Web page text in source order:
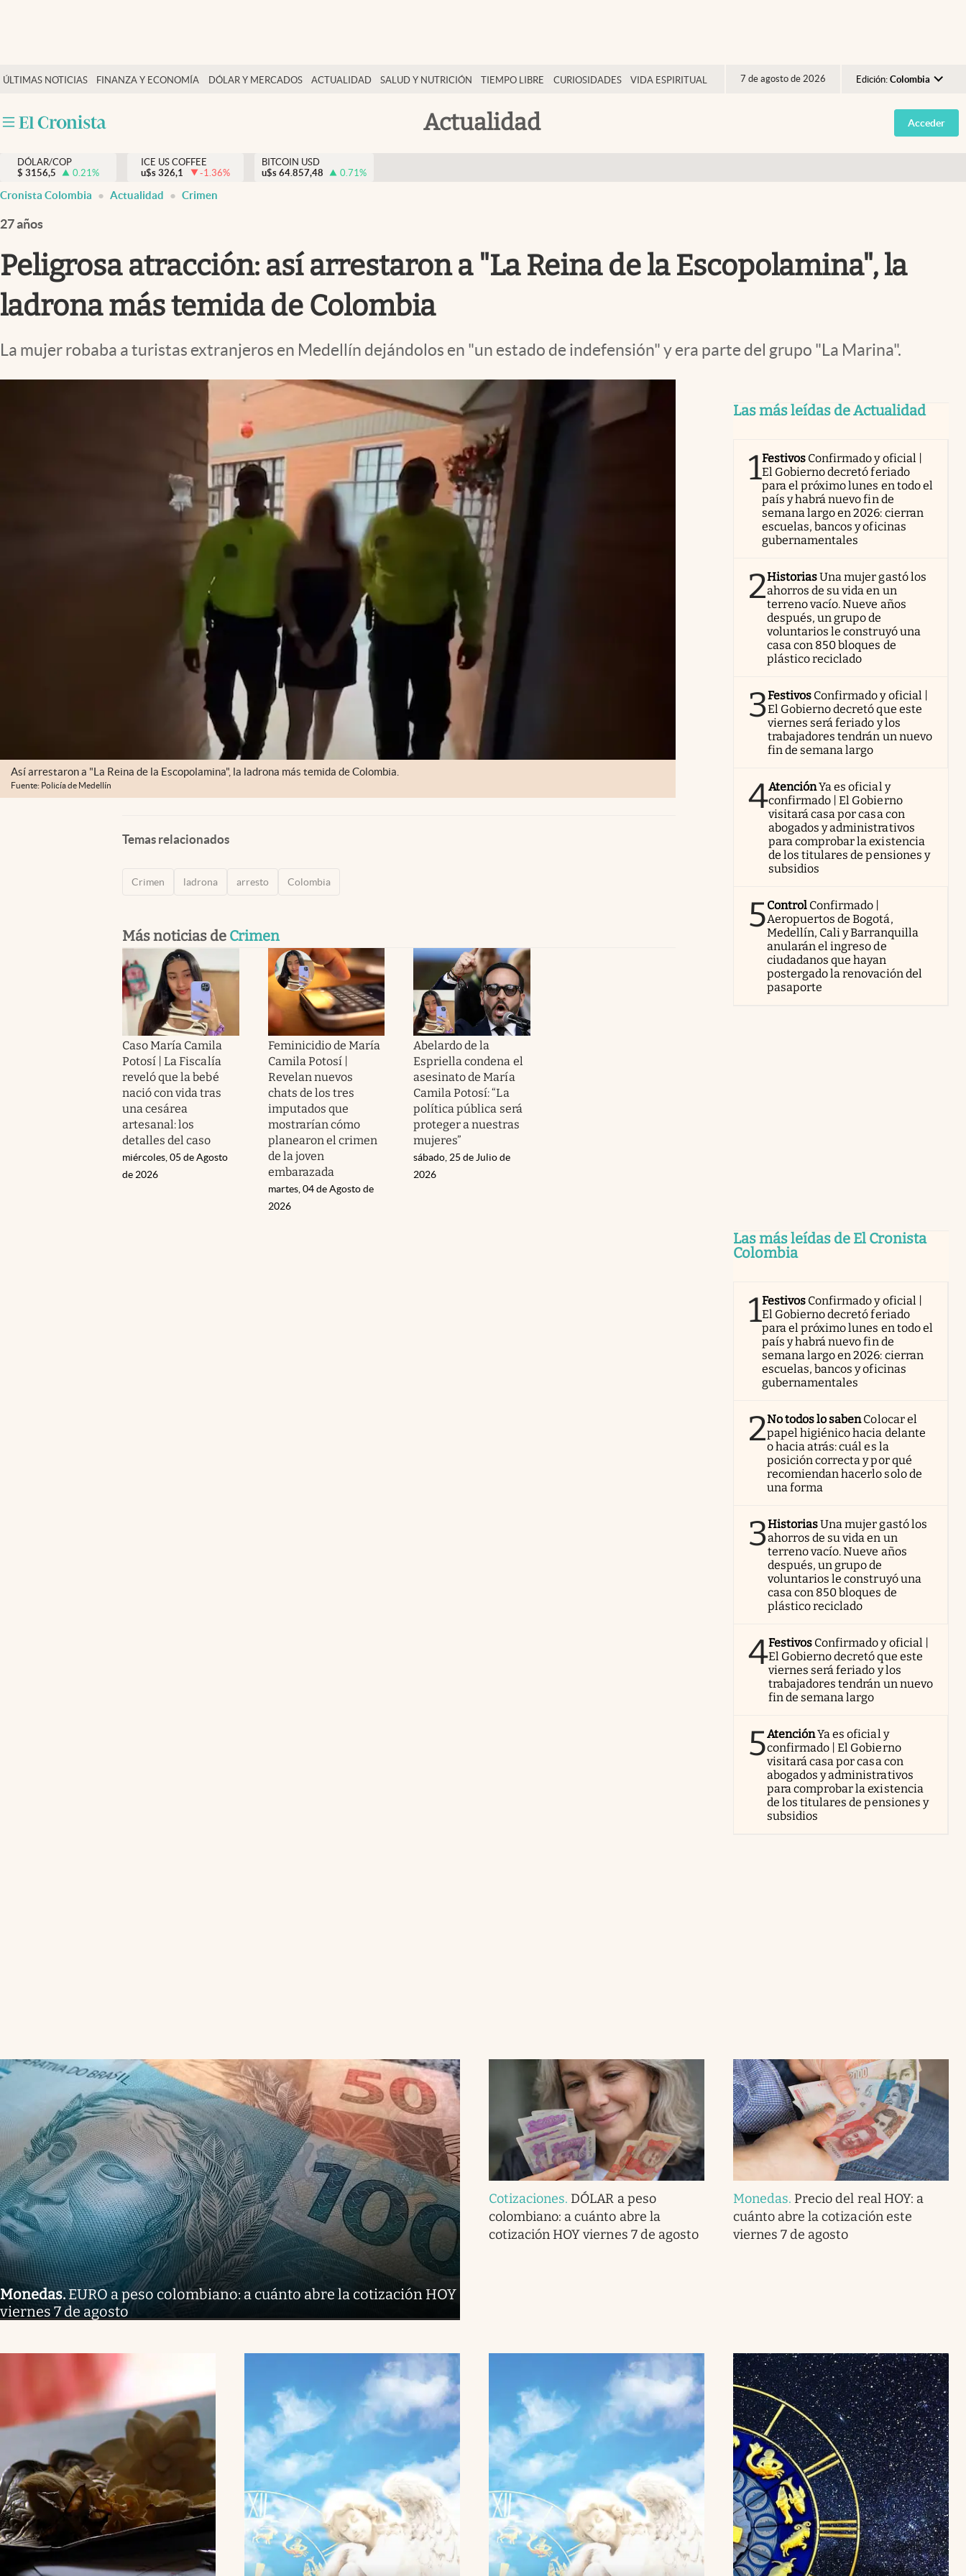
ÚLTIMAS NOTICIAS FINANZA Y ECONOMÍA DÓLAR Y MERCADOS ACTUALIDAD SALUD Y NUTRICIÓN TIEMPO LIBRE CURIOSIDADES VIDA ESPIRITUAL 7 de agosto de 2026 Edición: Colombia
Argentina
España
Actualidad
Salud y nutrición
Tiempo libre
Dólar y mercados
Curiosidades
Acceder
DÓLAR/COP
$ 3156,5 0.21%
ICE US COFFEE
u$s 326,1 -1.36%
BITCOIN USD
u$s 64.857,48 0.71%
Cronista Colombia Actualidad Crimen
27 años
Peligrosa atracción: así arrestaron a "La Reina de la Escopolamina", la
ladrona más temida de Colombia
La mujer robaba a turistas extranjeros en Medellín dejándolos en "un estado de indefensión" y era parte del grupo "La Marina".
Así arrestaron a "La Reina de la Escopolamina", la ladrona más temida de Colombia.
Fuente: Policía de Medellín
Temas relacionados
Crimen ladrona arresto Colombia
Más noticias de Crimen
Caso María Camila
Potosí | La Fiscalía
reveló que la bebé
nació con vida tras
una cesárea
artesanal: los
detalles del caso
miércoles, 05 de Agosto
de 2026
Feminicidio de María
Camila Potosí |
Revelan nuevos
chats de los tres
imputados que
mostrarían cómo
planearon el crimen
de la joven
embarazada
martes, 04 de Agosto de
2026
Abelardo de la
Espriella condena el
asesinato de María
Camila Potosí: “La
política pública será
proteger a nuestras
mujeres”
sábado, 25 de Julio de
2026
Las más leídas de Actualidad
1Festivos Confirmado y oficial |
El Gobierno decretó feriado
para el próximo lunes en todo el
país y habrá nuevo fin de
semana largo en 2026: cierran
escuelas, bancos y oficinas
gubernamentales
2HistoriasUna mujer gastó los
ahorros de su vida en un
terreno vacío. Nueve años
después, un grupo de
voluntarios le construyó una
casa con 850 bloques de
plástico reciclado
3Festivos Confirmado y oficial |
El Gobierno decretó que este
viernes será feriado y los
trabajadores tendrán un nuevo
fin de semana largo
4AtenciónYa es oficial y
confirmado | El Gobierno
visitará casa por casa con
abogados y administrativos
para comprobar la existencia
de los titulares de pensiones y
subsidios
5Control Confirmado |
Aeropuertos de Bogotá,
Medellín, Cali y Barranquilla
anularán el ingreso de
ciudadanos que hayan
postergado la renovación del
pasaporte
Las más leídas de El Cronista
Colombia
1Festivos Confirmado y oficial |
El Gobierno decretó feriado
para el próximo lunes en todo el
país y habrá nuevo fin de
semana largo en 2026: cierran
escuelas, bancos y oficinas
gubernamentales
2No todos lo sabenColocar el
papel higiénico hacia delante
o hacia atrás: cuál es la
posición correcta y por qué
recomiendan hacerlo solo de
una forma
3HistoriasUna mujer gastó los
ahorros de su vida en un
terreno vacío. Nueve años
después, un grupo de
voluntarios le construyó una
casa con 850 bloques de
plástico reciclado
4Festivos Confirmado y oficial |
El Gobierno decretó que este
viernes será feriado y los
trabajadores tendrán un nuevo
fin de semana largo
5AtenciónYa es oficial y
confirmado | El Gobierno
visitará casa por casa con
abogados y administrativos
para comprobar la existencia
de los titulares de pensiones y
subsidios
Monedas.EURO a peso colombiano: a cuánto abre la cotización HOY
viernes 7 de agosto
Cotizaciones. DÓLAR a peso
colombiano: a cuánto abre la
cotización HOY viernes 7 de agosto
Monedas. Precio del real HOY: a
cuánto abre la cotización este
viernes 7 de agosto